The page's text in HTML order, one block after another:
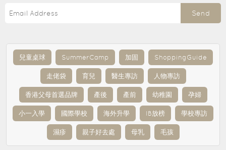
Send
兒童桌球 SummerCamp 加固 ShoppingGuide
走佬袋 育兒 醫生專訪 人物專訪
香港父母首選品牌 產後 產前 幼稚園 孕婦
小一入學 國際學校 海外升學 IB放榜 學校專訪
濕疹 親子好去處 母乳 毛孩